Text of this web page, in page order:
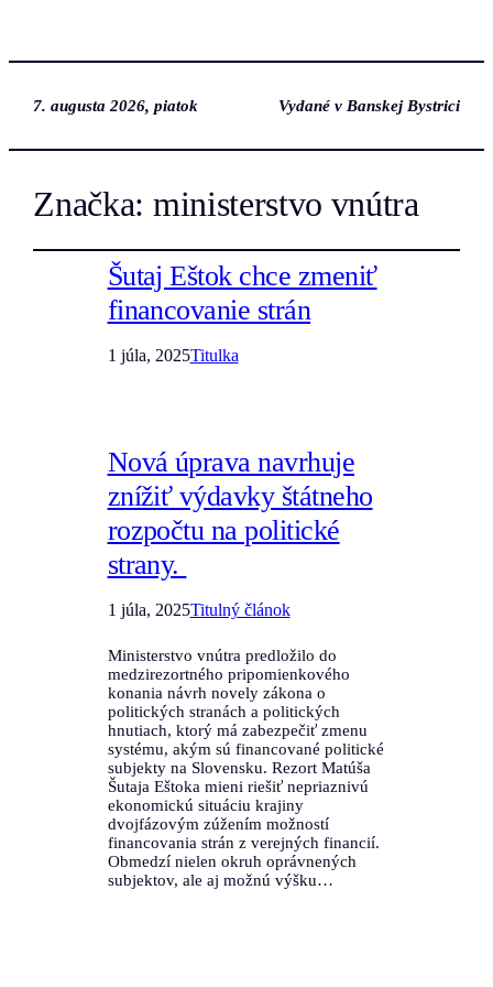
7. augusta 2026, piatok Vydané v Banskej Bystrici
Značka: ministerstvo vnútra
Šutaj Eštok chce zmeniť
financovanie strán
1 júla, 2025Titulka
Nová úprava navrhuje
znížiť výdavky štátneho
rozpočtu na politické
strany.
1 júla, 2025Titulný článok
Ministerstvo vnútra predložilo do
medzirezortného pripomienkového
konania návrh novely zákona o
politických stranách a politických
hnutiach, ktorý má zabezpečiť zmenu
systému, akým sú financované politické
subjekty na Slovensku. Rezort Matúša
Šutaja Eštoka mieni riešiť nepriaznivú
ekonomickú situáciu krajiny
dvojfázovým zúžením možností
financovania strán z verejných financií.
Obmedzí nielen okruh oprávnených
subjektov, ale aj možnú výšku…